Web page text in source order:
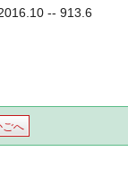
-- 913.6
ごへ